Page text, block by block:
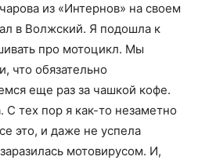
из «Интернов» на своем
в Волжский. Я подошла к
про мотоцикл. Мы
что обязательно
еще раз за чашкой кофе.
С тех пор я как-то незаметно
это, и даже не успела
мотовирусом. И,